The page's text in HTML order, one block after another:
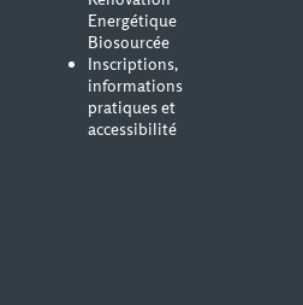
Energétique
Biosourcée
Inscriptions,
informations
pratiques et
accessibilité